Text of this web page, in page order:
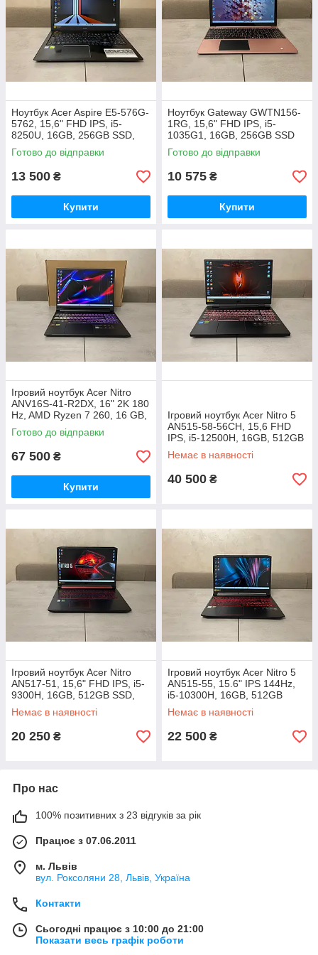
Ноутбук Acer Aspire E5-576G-
5762, 15,6" FHD IPS, i5-
8250U, 16GB, 256GB SSD,
NVIDIA GeForce MX150 2GB
Готово до відправки
13 500 ₴
Купити
Ноутбук Gateway GWTN156-
1RG, 15,6" FHD IPS, i5-
1035G1, 16GB, 256GB SSD
Готово до відправки
10 575 ₴
Купити
Ігровий ноутбук Acer Nitro
ANV16S-41-R2DX, 16" 2K 180
Hz, AMD Ryzen 7 260, 16 GB,
1 TB, NVidia GeForce RTX
5070 8 GB
Готово до відправки
67 500 ₴
Купити
Ігровий ноутбук Acer Nitro 5
AN515-58-56CH, 15,6 FHD
IPS, i5-12500H, 16GB, 512GB
SSD+500GB HDD, nVidia
GeForce RTX 4050 6GB
Немає в наявності
40 500 ₴
Ігровий ноутбук Acer Nitro
AN517-51, 15,6" FHD IPS, i5-
9300H, 16GB, 512GB SSD,
Nvidia GeForce GTX 1650
4GB
Немає в наявності
20 250 ₴
Ігровий ноутбук Acer Nitro 5
AN515-55, 15.6" IPS 144Hz,
i5-10300H, 16GB, 512GB
NVMe SSD, GeForce GTX
1650 4GB
Немає в наявності
22 500 ₴
Про нас
100% позитивних з 23 відгуків за рік
Працює з 07.06.2011
м. Львів
вул. Роксоляни 28, Львів, Україна
Контакти
Сьогодні працює з 10:00 до 21:00
Показати весь графік роботи